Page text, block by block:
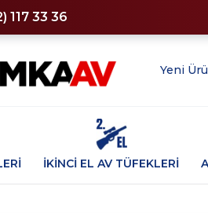
117 33 36
Yeni
İKİNCİ EL AV TÜFEKLERİ